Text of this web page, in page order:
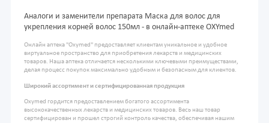
Аналоги и заменители препарата Маска для волос для
укрепления корней волос 150мл - в онлайн-аптеке OXYmed
Онлайн аптека "Oxymed" предоставляет клиентам уникальное и удобное
виртуальное пространство для приобретения лекарств и медицинских
товаров. Наша аптека отличается несколькими ключевыми преимуществами,
делая процесс покупок максимально удобным и безопасным для клиентов.
Широкий ассортимент и сертифицированная продукция
Oxymed гордится предоставлением богатого ассортимента
высококачественных лекарств и медицинских товаров. Весь наш товар
сертифицирован и прошел строгий контроль качества, обеспечивая нашим